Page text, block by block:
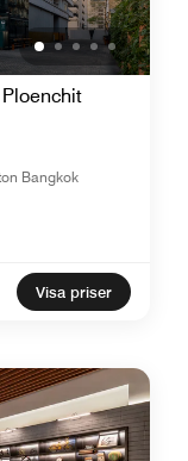
Bangkok
Visa priser